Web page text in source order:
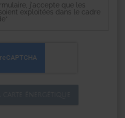
j'accepte que les
exploitées dans le cadre